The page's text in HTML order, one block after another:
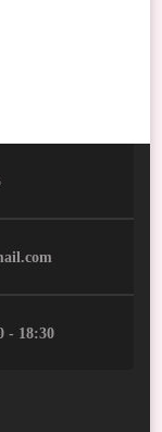
- 18:30